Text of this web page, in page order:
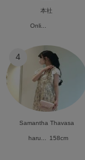
本社
Onli...
4
Samantha Thavasa
haru... 158cm